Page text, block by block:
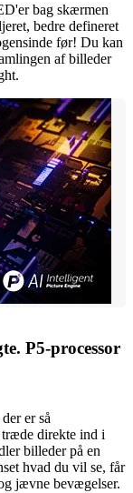
bag skærmen
bedre defineret
før! Du kan
af billeder
P5-processor
er så
direkte ind i
billeder på en
hvad du vil se, får
jævne bevægelser.